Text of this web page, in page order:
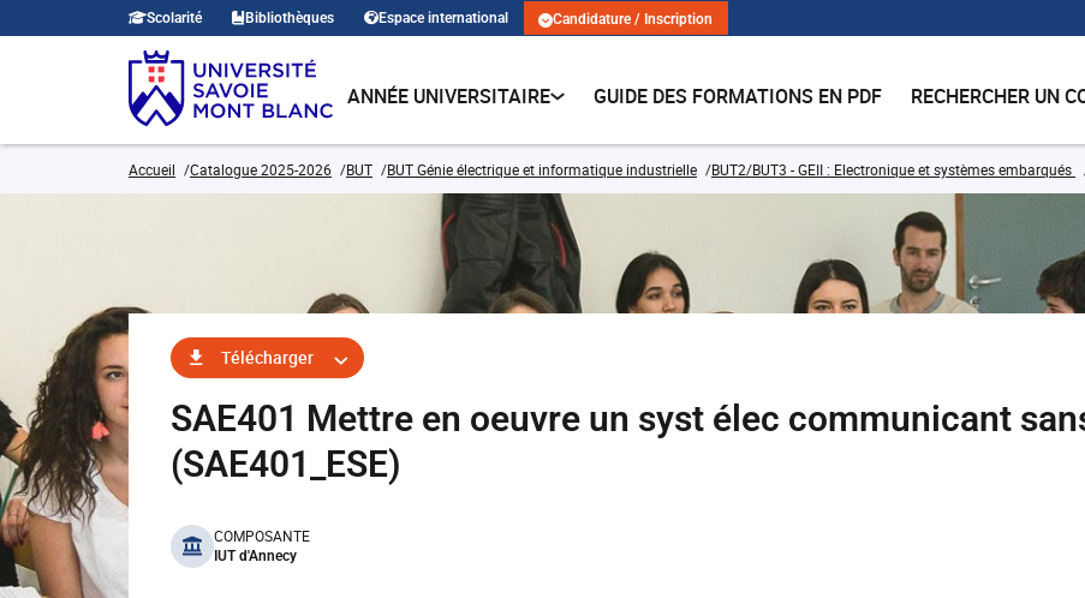
Scolarité Bibliothèques Espace international Candidature / Inscription
ANNÉE UNIVERSITAIRE GUIDE DES FORMATIONS EN PDF RECHERCHER UN
Accueil Catalogue 2025-2026 BUT BUT Génie électrique et informatique industrielle BUT2/BUT3 - GEII : Electronique et systèmes embarqués
Télécharger
SAE401 Mettre en oeuvre un syst élec communicant
(SAE401_ESE)
benefits
COMPOSANTE
IUT d'Annecy